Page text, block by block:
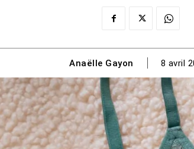
Anaëlle Gayon 8 avril